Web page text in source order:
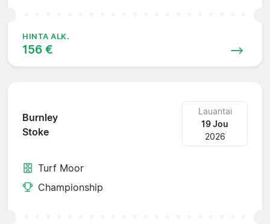
HINTA ALK.
156 €
Burnley
Stoke
Lauantai
19 Jou
2026
Turf Moor
Championship